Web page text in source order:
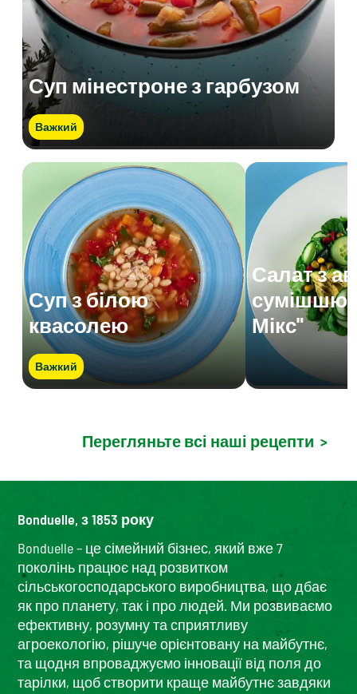
Суп мінестроне з гарбузом
Важкий
Суп з білою
квасолею
Важкий
Салат з
сумішшю
Мікс"
Перегляньте всі наші рецепти >
Bonduelle, з 1853 року
Bonduelle – це сімейний бізнес, який вже 7
поколінь працює над розвитком
сільськогосподарського виробництва, що дбає
як про планету, так і про людей. Ми розвиваємо
ефективну, розумну та сприятливу
агроекологію, рішуче орієнтовану на майбутнє,
та щодня впроваджуємо інновації від поля до
тарілки, щоб створити краще майбутнє завдяки